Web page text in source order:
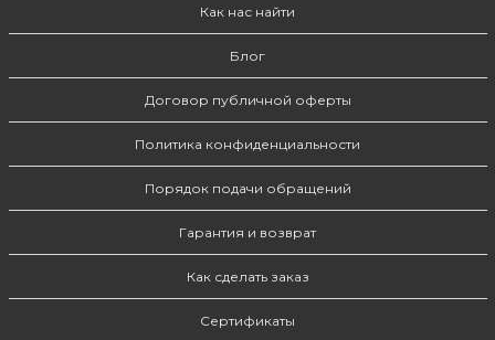
Как нас найти
Блог
Договор публичной оферты
Политика конфиденциальности
Порядок подачи обращений
Гарантия и возврат
Как сделать заказ
Сертификаты